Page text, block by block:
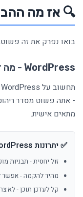
🔍 אז מה
בואו נפרק את זה פשוט,
WordPress - מה זה בכלל?
- אתה פשוט מסדר
מתאים אישית.
✅ יתרונות WordPress:
זול יחסית - תבניות מוכנות
מהיר להקמה - אפשר
קל לעדכן תוכן - לא